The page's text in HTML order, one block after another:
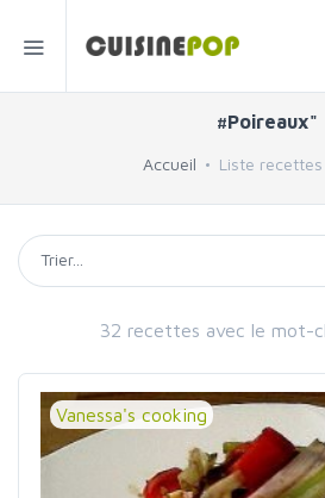
#Poireaux"
Accueil Liste
32 recettes avec le mot-
Vanessa's cooking